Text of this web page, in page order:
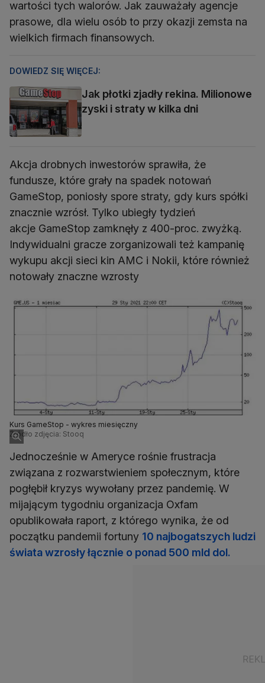
wartości tych walorów. Jak zauważały agencje
prasowe, dla wielu osób to przy okazji zemsta na
wielkich firmach finansowych.
DOWIEDZ SIĘ WIĘCEJ:
Jak płotki zjadły rekina. Milionowe
zyski i straty w kilka dni
Akcja drobnych inwestorów sprawiła, że
fundusze, które grały na spadek notowań
GameStop, poniosły spore straty, gdy kurs spółki
znacznie wzrósł. Tylko ubiegły tydzień
akcje GameStop zamknęły z 400-proc. zwyżką.
Indywidualni gracze zorganizowali też kampanię
wykupu akcji sieci kin AMC i Nokii, które również
notowały znaczne wzrosty
Kurs GameStop - wykres miesięczny
Źródło zdjęcia: Stooq
Jednocześnie w Ameryce rośnie frustracja
związana z rozwarstwieniem społecznym, które
pogłębił kryzys wywołany przez pandemię. W
mijającym tygodniu organizacja Oxfam
opublikowała raport, z którego wynika, że od
początku pandemii fortuny 10 najbogatszych ludzi
świata wzrosły łącznie o ponad 500 mld dol.